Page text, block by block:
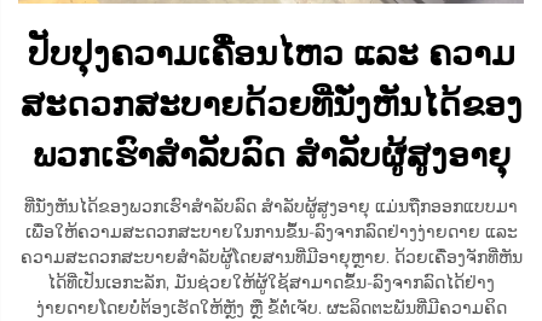
ປັບປຸງຄວາມເຄື່ອນໄຫວ ແລະ ຄວາມ
ສະດວກສະບາຍດ້ວຍທີ່ນັ່ງຫັນໄດ້ຂອງ
ພວກເຮົາສຳລັບລົດ ສຳລັບຜູ້ສູງອາຍຸ
ທີ່ນັ່ງຫັນໄດ້ຂອງພວກເຮົາສຳລັບລົດ ສຳລັບຜູ້ສູງອາຍຸ ແມ່ນຖືກອອກແບບມາ
ເພື່ອໃຫ້ຄວາມສະດວກສະບາຍໃນການຂຶ້ນ-ລົງຈາກລົດຢ່າງງ່າຍດາຍ ແລະ
ຄວາມສະດວກສະບາຍສຳລັບຜູ້ໂດຍສານທີ່ມີອາຍຸຫຼາຍ. ດ້ວຍເຄື່ອງຈັກທີ່ຫັນ
ໄດ້ທີ່ເປັນເອກະລັກ, ມັນຊ່ວຍໃຫ້ຜູ້ໃຊ້ສາມາດຂຶ້ນ-ລົງຈາກລົດໄດ້ຢ່າງ
ງ່າຍດາຍໂດຍບໍ່ຕ້ອງເຮັດໃຫ້ຫຼັງ ຫຼື ຂໍ້ຕໍ່ເຈັບ. ຜະລິດຕະພັນທີ່ມີຄວາມຄິດ